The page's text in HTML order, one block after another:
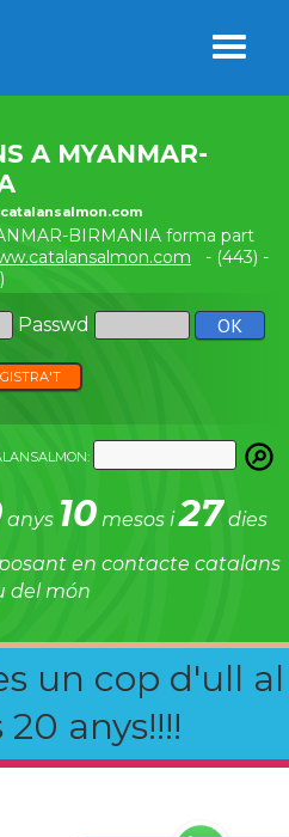
A MYANMAR-
BIRMANIA forma part
- (443) -
Passwd
anys 10 mesos i27 dies
en contacte catalans
del món
un cop d'ull al
anys!!!!